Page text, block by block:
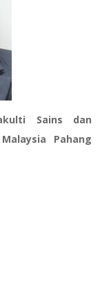
Sains dan
Pahang